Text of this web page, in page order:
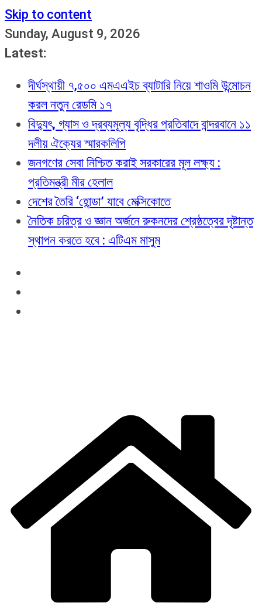
Skip to content
Sunday, August 9, 2026
Latest:
দীর্ঘস্থায়ী ৭,৫০০ এমএএইচ ব্যাটারি নিয়ে শাওমি উন্মোচন
করল নতুন রেডমি ১৭
বিদ্যুৎ, গ্যাস ও দ্রব্যমূল্য বৃদ্ধির প্রতিবাদে বান্দরবানে ১১
দলীয় ঐক্যের স্মারকলিপি
জনগণের সেবা নিশ্চিত করাই সরকারের মূল লক্ষ্য :
প্রতিমন্ত্রী মীর হেলাল
দেশের তৈরি ‘হোন্ডা’ যাবে মেক্সিকোতে
নৈতিক চরিত্র ও জ্ঞান অর্জনে রুকনদের শ্রেষ্ঠত্বের দৃষ্টান্ত
স্থাপন করতে হবে : এটিএম মাসুম